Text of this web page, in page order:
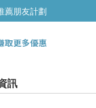
薦朋友計劃
取更多優惠
訊